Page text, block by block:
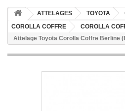
ATTELAGES TOYOTA
COROLLA COFFRE
COROLLA
Attelage Toyota Corolla Coffre Berline